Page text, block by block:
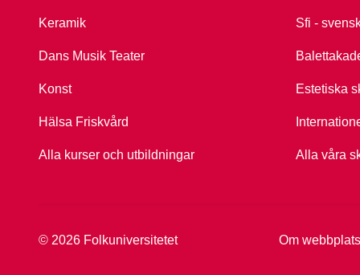
Keramik
Dans Musik Teater
Konst
Hälsa Friskvård
Alla kurser och utbildningar
Sfi -
Estetiska
Alla våra
© 2026 Folkuniversitetet Om